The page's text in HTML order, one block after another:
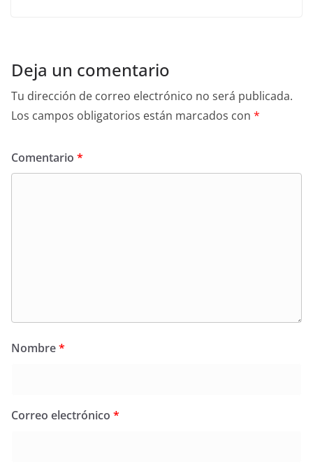
Deja un comentario
Tu dirección de correo electrónico no será publicada.
Los campos obligatorios están marcados con *
Comentario *
Nombre*
Correo electrónico *